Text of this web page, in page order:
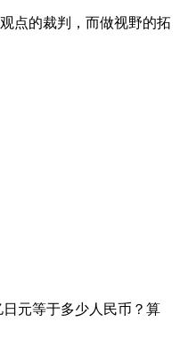
点的裁判，而做视野的拓
日元等于多少人民币？算